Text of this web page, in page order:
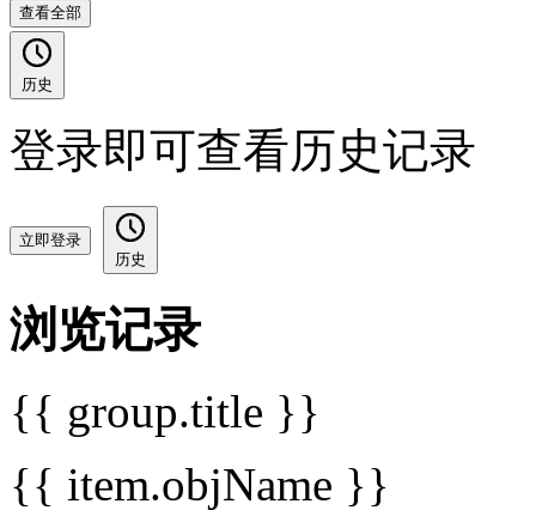
查看全部
历史
登录即可查看历史记录
立即登录
历史
浏览记录
{{ group.title }}
{{ item.objName }}